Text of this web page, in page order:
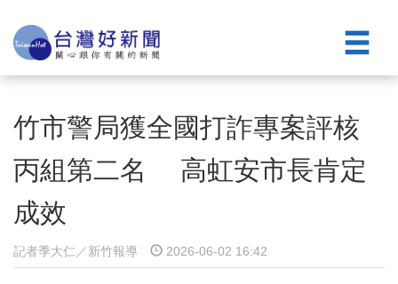
竹市警局獲全國打詐專案評核
丙組第二名 高虹安市長肯定
成效
記者季大仁／新竹報導 2026-06-02 16:42